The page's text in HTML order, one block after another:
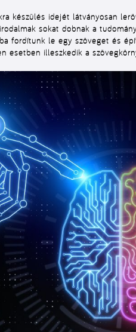
készülés idejét látványosan
sokat dobnak a
fordítunk le egy szöveget és
esetben illeszkedik a